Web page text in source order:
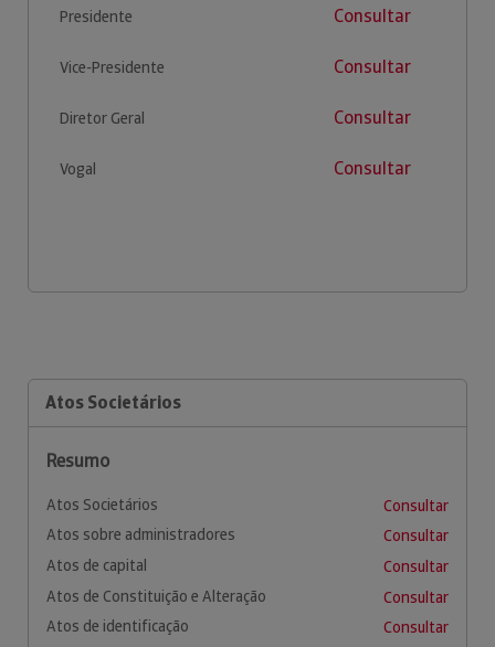
Presidente Consultar
Vice-Presidente Consultar
Diretor Geral Consultar
Vogal Consultar
Atos Societários
Resumo
Atos Societários
Consultar
Atos sobre administradores
Consultar
Atos de capital
Consultar
Atos de Constituição e Alteração
Consultar
Atos de identificação
Consultar